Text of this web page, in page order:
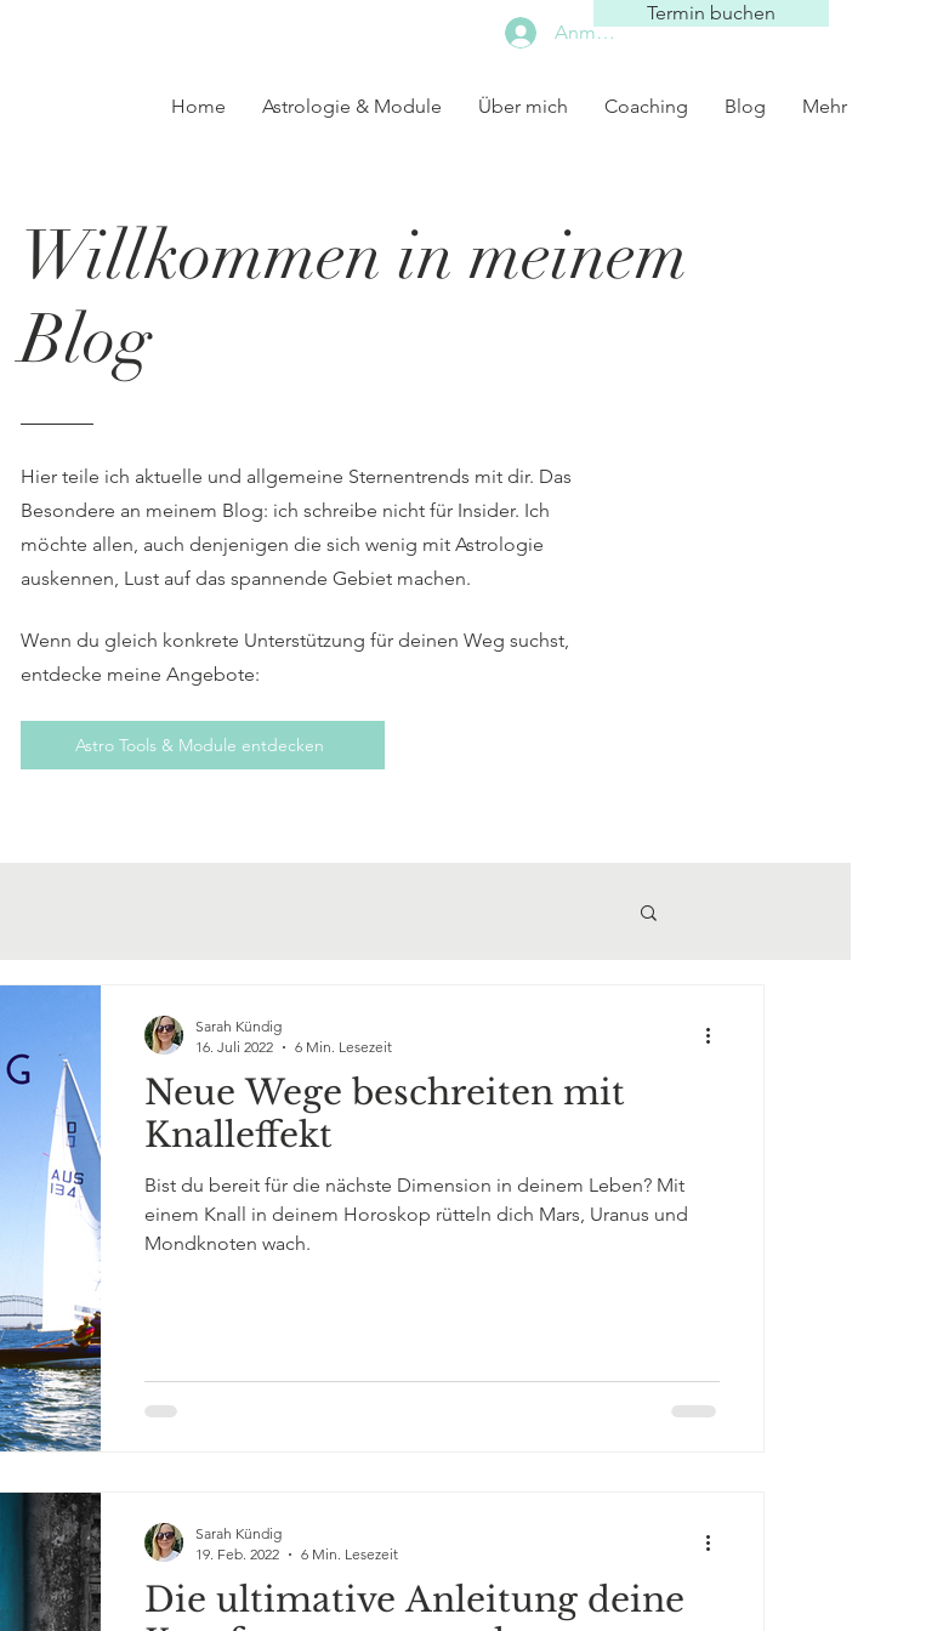
Termin buchen
Anmelden
Home Astrologie & Module Über mich Coaching Blog Mehr
Willkommen in meinem
Blog
Hier teile ich aktuelle und allgemeine Sternentrends mit dir. Das
Besondere an meinem Blog: ich schreibe nicht für Insider. Ich
möchte allen, auch denjenigen die sich wenig mit Astrologie
auskennen, Lust auf das spannende Gebiet machen.
Wenn du gleich konkrete Unterstützung für deinen Weg suchst,
entdecke meine Angebote:
Astro Tools & Module entdecken
Neue Wege beschreiten mit
Knalleffekt
Bist du bereit für die nächste Dimension in deinem Leben? Mit
einem Knall in deinem Horoskop rütteln dich Mars, Uranus und
Mondknoten wach.
Sarah Kündig
16. Juli 2022
6 Min. Lesezeit
Die ultimative Anleitung deine
Sarah Kündig
19. Feb. 2022
6 Min. Lesezeit